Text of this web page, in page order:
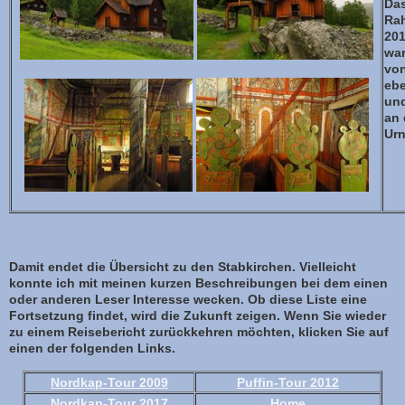
an
Damit endet die Übersicht zu den Stabkirchen. Vielleicht
konnte ich mit meinen kurzen Beschreibungen bei dem einen
oder anderen Leser Interesse wecken. Ob diese Liste eine
Fortsetzung findet, wird die Zukunft zeigen. Wenn Sie wieder
zu einem Reisebericht zurückkehren möchten, klicken Sie auf
einen der folgenden Links.
Nordkap-Tour 2009
Puffin-Tour 2012